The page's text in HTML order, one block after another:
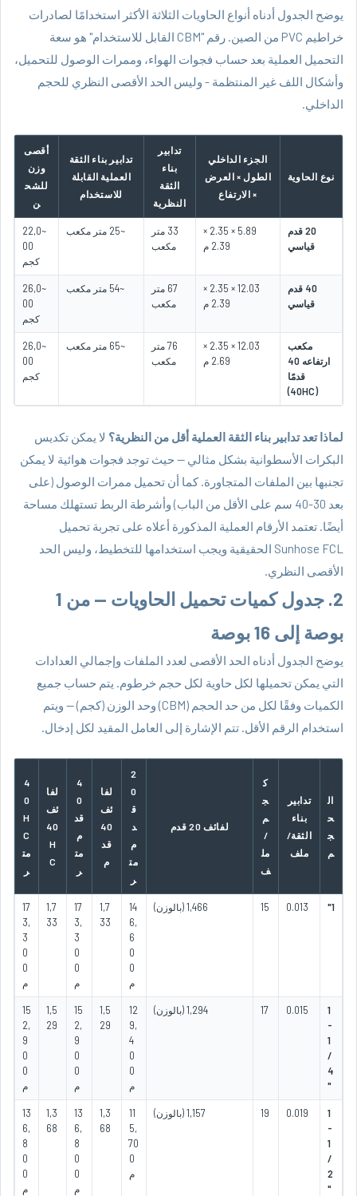
يوضح الجدول أدناه أنواع الحاويات الثلاثة الأكثر استخدامًا لصادرات
خراطيم PVC من الصين. رقم "CBM القابل للاستخدام" هو سعة
التحميل العملية بعد حساب فجوات الهواء، وممرات الوصول للتحميل،
وأشكال اللف غير المنتظمة - وليس الحد الأقصى النظري للحجم
الداخلي.
نوع الحاوية
الجزء الداخلي
الطول × العرض
× الارتفاع
تدابير
بناء
الثقة
النظرية
تدابير بناء الثقة
العملية القابلة
للاستخدام
أقصى
وزن
للشح
ن
20 قدم
قياسي
5.89 × 2.35 ×
2.39 م
33 متر
مكعب
~25 متر مكعب
~22,0
00
كجم
40 قدم
قياسي
12.03 × 2.35 ×
2.39 م
67 متر
مكعب
~54 متر مكعب
~26,0
00
كجم
مكعب
ارتفاعه 40
قدمًا
(40HC)
12.03 × 2.35 ×
2.69 م
76 متر
مكعب
~65 متر مكعب
~26,0
00
كجم
لماذا تعد تدابير بناء الثقة العملية أقل من النظرية؟ لا يمكن تكديس
البكرات الأسطوانية بشكل مثالي — حيث توجد فجوات هوائية لا يمكن
تجنبها بين الملفات المتجاورة. كما أن تحميل ممرات الوصول (على
بعد 30-40 سم على الأقل من الباب) وأشرطة الربط تستهلك مساحة
أيضًا. تعتمد الأرقام العملية المذكورة أعلاه على تجربة تحميل
Sunhose FCL الحقيقية ويجب استخدامها للتخطيط، وليس الحد
الأقصى النظري.
2. جدول كميات تحميل الحاويات — من 1
بوصة إلى 16 بوصة
يوضح الجدول أدناه الحد الأقصى لعدد الملفات وإجمالي العدادات
التي يمكن تحميلها لكل حاوية لكل حجم خرطوم. يتم حساب جميع
الكميات وفقًا لكل من حد الحجم (CBM) وحد الوزن (كجم) — ويتم
استخدام الرقم الأقل. تتم الإشارة إلى العامل المقيد لكل إدخال.
ال
ح
ج
م
تدابير
بناء
الثقة/
ملف
ك
ج
م
/
مل
ف
لفائف 20 قدم
2
0
ق
د
م
مت
ر
لفا
ئف
40
قد
م
4
0
قد
م
مت
ر
لفا
ئف
40
H
C
4
0
H
C
مت
ر
1"
0.013
15 1,466 (بالوزن)
14
6,
6
0
0
م
1,7
33
17
3,
3
0
0
م
1,7
33
17
3,
3
0
0
م
1
-
1
/
4
"
0.015
17 1,294 (بالوزن)
12
9,
4
0
0
م
1,5
29
15
2,
9
0
0
م
1,5
29
15
2,
9
0
0
م
1
-
1
/
2
"
0.019
19 1,157 (بالوزن)
11
5,
70
0
م
1,3
68
13
6,
8
0
0
م
1,3
68
13
6,
8
0
0
م